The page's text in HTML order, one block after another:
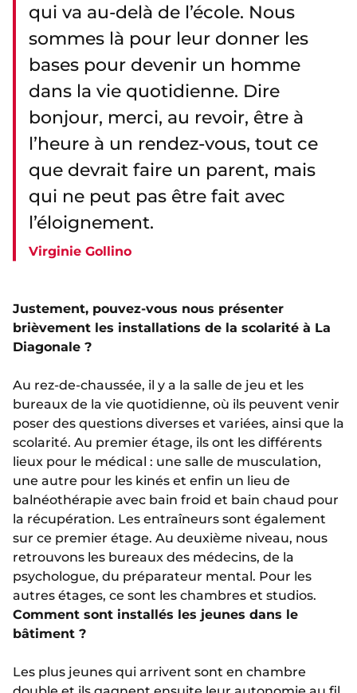
qui va au-delà de l’école. Nous
sommes là pour leur donner les
bases pour devenir un homme
dans la vie quotidienne. Dire
bonjour, merci, au revoir, être à
l’heure à un rendez-vous, tout ce
que devrait faire un parent, mais
qui ne peut pas être fait avec
l’éloignement.
Virginie Gollino
Justement, pouvez-vous nous présenter
brièvement les installations de la scolarité à La
Diagonale ?
Au rez-de-chaussée, il y a la salle de jeu et les
bureaux de la vie quotidienne, où ils peuvent venir
poser des questions diverses et variées, ainsi que la
scolarité. Au premier étage, ils ont les différents
lieux pour le médical : une salle de musculation,
une autre pour les kinés et enfin un lieu de
balnéothérapie avec bain froid et bain chaud pour
la récupération. Les entraîneurs sont également
sur ce premier étage. Au deuxième niveau, nous
retrouvons les bureaux des médecins, de la
psychologue, du préparateur mental. Pour les
autres étages, ce sont les chambres et studios.
Comment sont installés les jeunes dans le
bâtiment ?
Les plus jeunes qui arrivent sont en chambre